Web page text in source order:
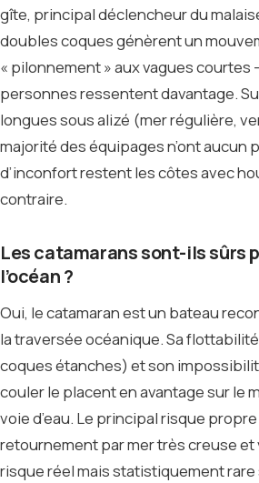
gîte, principal déclencheur du
doubles coques génèrent un
« pilonnement » aux vagues courtes
personnes ressentent davantage.
longues sous alizé (mer régulière,
majorité des équipages n’ont aucun
d’inconfort restent les côtes avec
contraire.
Les catamarans sont-ils sûrs
l’océan ?
Oui, le catamaran est un bateau
la traversée océanique. Sa
coques étanches) et son
couler le placent en avantage sur le
voie d’eau. Le principal risque
retournement par mer très creuse
risque réel mais statistiquement